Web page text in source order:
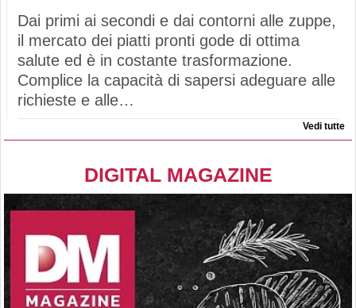
Dai primi ai secondi e dai contorni alle zuppe,
il mercato dei piatti pronti gode di ottima
salute ed è in costante trasformazione.
Complice la capacità di sapersi adeguare alle
richieste e alle…
Vedi tutte
DIGITAL MAGAZINE